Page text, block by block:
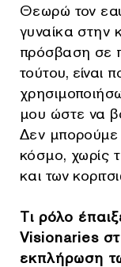
Θεωρώ τον
γυναίκα στην
πρόσβαση σε
τούτου, είναι
μου ώστε να
Δεν μπορούμε
κόσμο, χωρίς
και των
Τι ρόλο
Visionaries
εκπλήρωση